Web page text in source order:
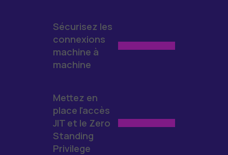
Sécurisez les
connexions
machine à
machine
Mettez en
place l'accès
JIT et le Zero
Standing
Privilege